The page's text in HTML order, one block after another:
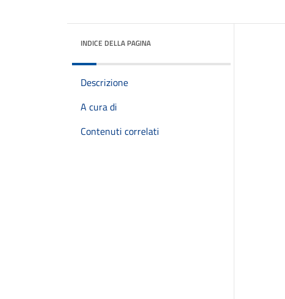
INDICE DELLA PAGINA
Descrizione
A cura di
Contenuti correlati